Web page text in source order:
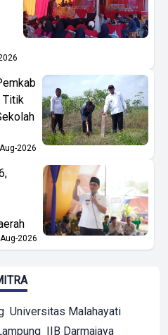
Titik
2026
2026
Universitas Malahayati
IIB Darmajaya